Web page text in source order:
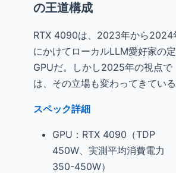
の王道構成
RTX 4090は、2023年から2024
にかけてローカルLLM愛好家の
GPUだ。しかし2025年の視点で
は、その立場も変わってきている
スペック詳細
GPU：RTX 4090（TDP
450W、実測平均消費電力
350-450W）